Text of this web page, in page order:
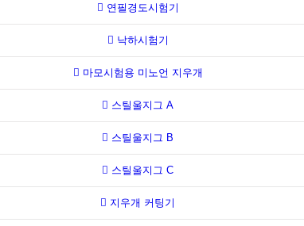
연필경도시험기
낙하시험기
마모시험용 미노언 지우개
스틸울지그 A
스틸울지그 B
스틸울지그 C
지우개 커팅기